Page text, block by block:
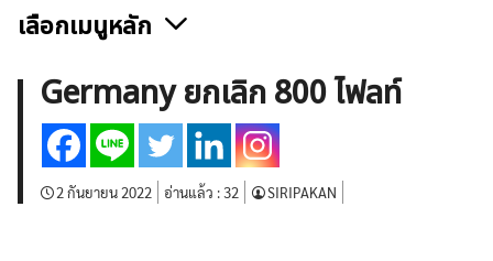
ค้นหา
สำหรับ:
เลือกเมนูหลัก
ข่าวฟอเร็กซ์และสกุลเงิน คริปโตเคอร์เรนซี
ฟรีซิกแนล รายวัน
บทวิเคราะห์
เศรษฐกิจทั่วไป ดัชนี-หุ้น
สินค้าโภคภัณฑ์
โบรกเกอร์ FX
โปรโมชั่น Forex
Germany ยกเลิก 800 ไฟลท์
2 กันยายน 2022 อ่านแล้ว :32 SIRIPAKAN